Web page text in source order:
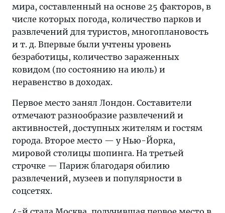
мира, составленный на основе 25 факторов, в
числе которых погода, количество парков и
развлечений для туристов, многоплановость
и т. д. Впервые были учтены уровень
безработицы, количество зараженных
ковидом (по состоянию на июль) и
неравенство в доходах.
Первое место занял Лондон. Составители
отмечают разнообразие развлечений и
активностей, доступных жителям и гостям
города. Второе место — у Нью-Йорка,
мировой столицы шопинга. На третьей
строчке — Париж благодаря обилию
развлечений, музеев и популярности в
соцсетях.